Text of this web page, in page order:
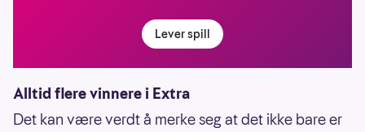
Lever spill
Alltid flere vinnere i Extra
Det kan være verdt å merke seg at det ikke bare er